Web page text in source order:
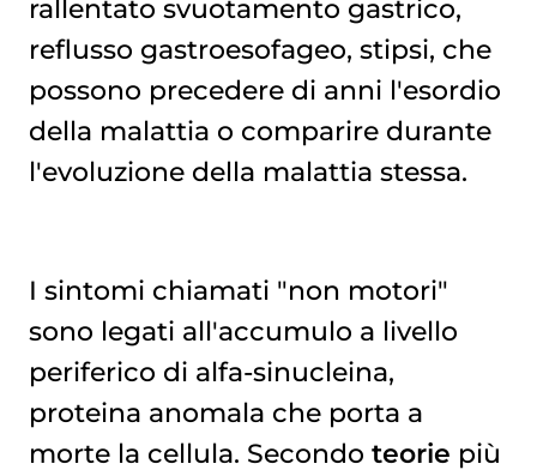
rallentato svuotamento gastrico,
reflusso gastroesofageo, stipsi, che
possono precedere di anni l'esordio
della malattia o comparire durante
l'evoluzione della malattia stessa.
I sintomi chiamati "non motori"
sono legati all'accumulo a livello
periferico di alfa-sinucleina,
proteina anomala che porta a
morte la cellula. Secondo teorie più